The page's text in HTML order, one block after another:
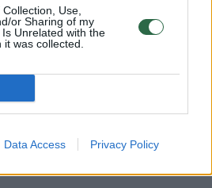
Use,
or Sharing of my
Unrelated with the
was collected.
Data Access Privacy Policy
komentarus
komentatoriams